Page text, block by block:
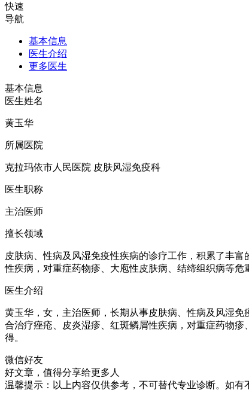
快速
导航
基本信息
医生介绍
更多医生
基本信息
医生姓名
黄玉华
所属医院
克拉玛依市人民医院 皮肤风湿免疫科
医生职称
主治医师
擅长领域
皮肤病、性病及风湿免疫性疾病的诊疗工作，积累了丰
性疾病，对重症药物疹、大庖性皮肤病、结缔组织病等危
医生介绍
黄玉华，女，主治医师，长期从事皮肤病、性病及风湿
合治疗痤疮、皮炎湿疹、红斑鳞屑性疾病，对重症药物
得。
微信好友
好文章，值得分享给更多人
温馨提示：以上内容仅供参考，不可替代专业诊断。如有